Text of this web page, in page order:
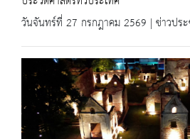
วันจันทร์ที่ 27 กรกฎาคม 2569 | ข่าวปร